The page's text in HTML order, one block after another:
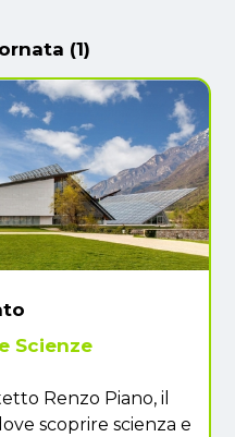
(1)
Scienze
Renzo Piano, il
scoprire scienza e